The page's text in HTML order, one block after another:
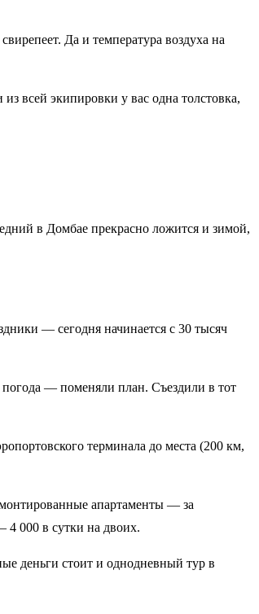
Да и температура воздуха на
всей экипировки у вас одна толстовка,
в Домбае прекрасно ложится и зимой,
— сегодня начинается с 30 тысяч
— поменяли план. Съездили в тот
терминала до места (200 км,
апартаменты — за
4 000 в сутки на двоих.
деньги стоит и однодневный тур в